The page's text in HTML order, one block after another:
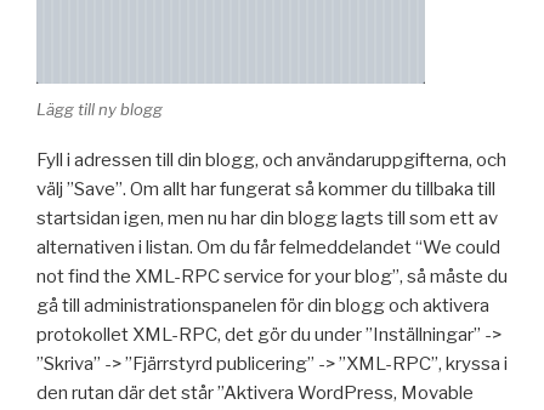
Lägg till ny blogg
Fyll i adressen till din blogg, och användaruppgifterna, och
välj ”Save”. Om allt har fungerat så kommer du tillbaka till
startsidan igen, men nu har din blogg lagts till som ett av
alternativen i listan. Om du får felmeddelandet “We could
not find the XML-RPC service for your blog”, så måste du
gå till administrationspanelen för din blogg och aktivera
protokollet XML-RPC, det gör du under ”Inställningar” ->
”Skriva” -> ”Fjärrstyrd publicering” -> ”XML-RPC”, kryssa i
den rutan där det står ”Aktivera WordPress, Movable